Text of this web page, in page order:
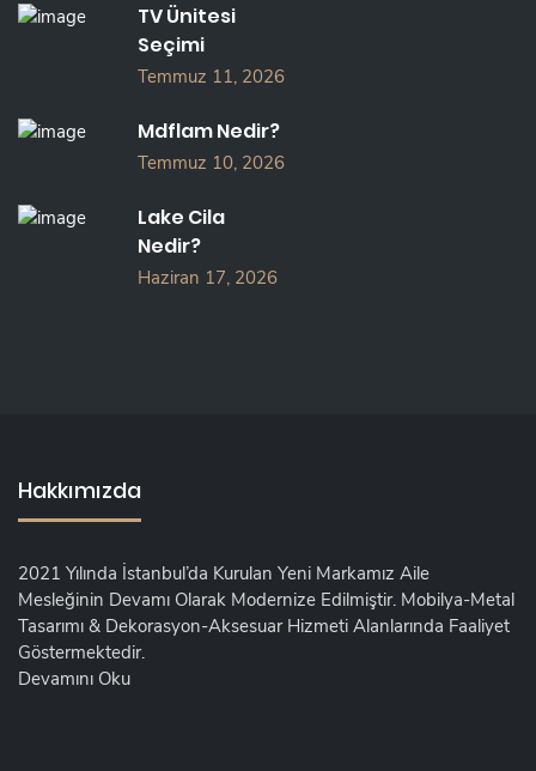
TV Ünitesi
Seçimi
Temmuz 11, 2026
Mdflam Nedir?
Temmuz 10, 2026
Lake Cila
Nedir?
Haziran 17, 2026
Hakkımızda
2021 Yılında İstanbul’da Kurulan Yeni Markamız Aile
Mesleğinin Devamı Olarak Modernize Edilmiştir. Mobilya-Metal
Tasarımı & Dekorasyon-Aksesuar Hizmeti Alanlarında Faaliyet
Göstermektedir.
Devamını Oku